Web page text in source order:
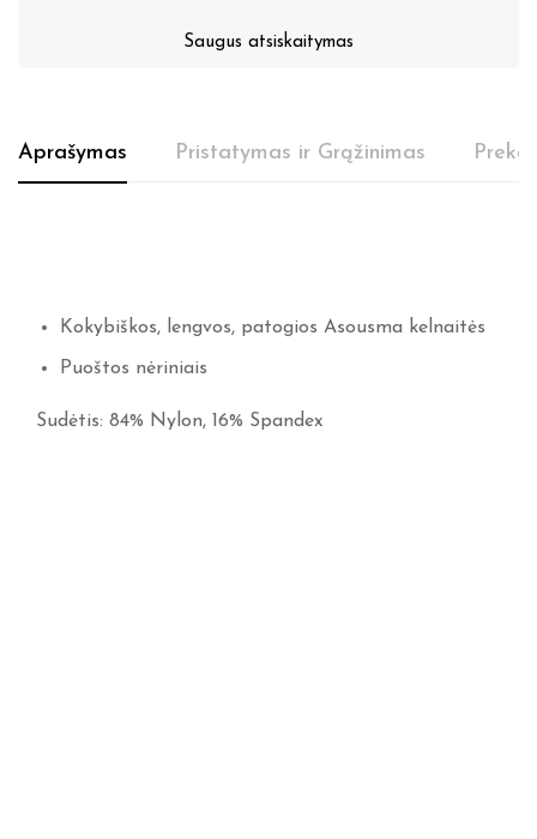
Saugus atsiskaitymas
Aprašymas Pristatymas ir Grąžinimas
Kokybiškos, lengvos, patogios Asousma kelnaitės
Puoštos nėriniais
Sudėtis: 84% Nylon, 16% Spandex